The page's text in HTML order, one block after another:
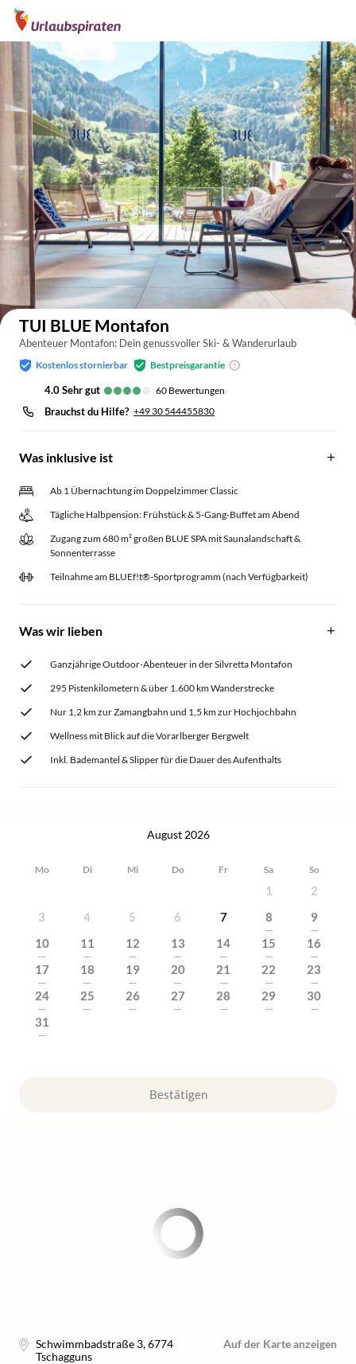
Auf der Karte anzeigen
TUI BLUE Montafon
Abenteuer Montafon: Dein genussvoller Ski- & Wanderurlaub
Kostenlos stornierbar Bestpreisgarantie
4.0 sehr gut 60 Bewertungen
Brauchst du Hilfe? +49 30 544455830
Was inklusive ist
Ab 1 Übernachtung im Doppelzimmer Classic
Tägliche Halbpension: Frühstück & 5-Gang-Buffet am Abend
Zugang zum 680 m² großen BLUE SPA mit Saunalandschaft &
Sonnenterrasse
Teilnahme am BLUEf!t®-Sportprogramm (nach Verfügbarkeit)
Was wir lieben
Ganzjährige Outdoor-Abenteuer in der Silvretta Montafon
295 Pistenkilometern & über 1.600 km Wanderstrecke
Nur 1,2 km zur Zamangbahn und 1,5 km zur Hochjochbahn
Wellness mit Blick auf die Vorarlberger Bergwelt
Inkl. Bademantel & Slipper für die Dauer des Aufenthalts
August 2026
Mo Di Mi Do Fr Sa So
1
2
3
4 5 6 7 8
---
9
---
10
---
11
---
12
---
13
---
14
---
15
---
16
---
17
---
18
---
19
---
20
---
21
---
22
---
23
---
24
---
25
---
26
---
27
---
28
---
29
---
30
---
31
---
Bestätigen
Schwimmbadstraße 3,6774
Tschagguns
Auf der Karte anzeigen